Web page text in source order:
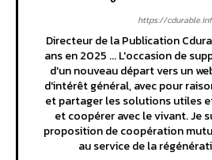
https://
Directeur de la Publication
ans en 2025 ... L'occasion de
d'un nouveau départ vers un
d'intérêt général, avec pour
et partager les solutions utiles
et coopérer avec le vivant. Je
proposition de coopération
au service de la